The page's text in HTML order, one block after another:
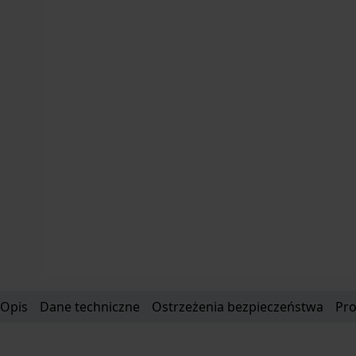
Opis Dane techniczne Ostrzeżenia bezpieczeństwa